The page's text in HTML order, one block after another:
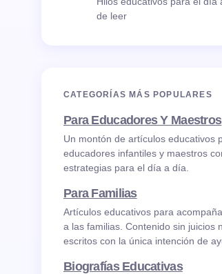
de leer
CATEGORÍAS MÁS POPULARES
Para Educadores Y Maestros
Un montón de artículos educativos
educadores infantiles y maestros
estrategias para el día a día.
Para Familias
Artículos educativos para
a las familias. Contenido sin juicios
escritos con la única intención de
Biografías Educativas